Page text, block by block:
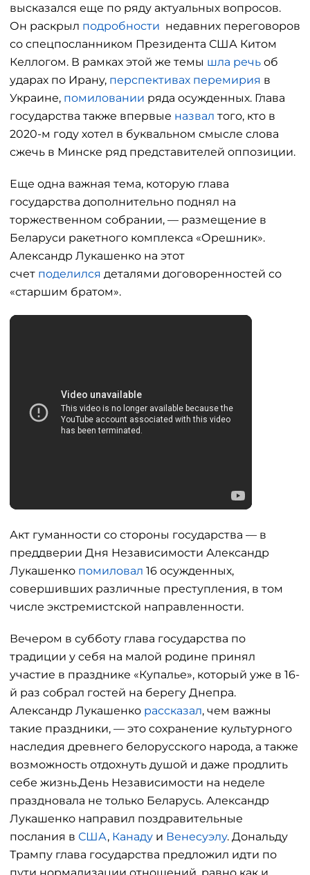
высказался еще по ряду актуальных вопросов.
Он раскрыл подробности недавних переговоров
со спецпосланником Президента США Китом
Келлогом. В рамках этой же темы шла речь об
ударах по Ирану, перспективах перемирия в
Украине, помиловании ряда осужденных. Глава
государства также впервые назвал того, кто в
2020-м году хотел в буквальном смысле слова
сжечь в Минске ряд представителей оппозиции.
Еще одна важная тема, которую глава
государства дополнительно поднял на
торжественном собрании, — размещение в
Беларуси ракетного комплекса «Орешник».
Александр Лукашенко на этот
счет поделился деталями договоренностей со
«старшим братом».
Акт гуманности со стороны государства — в
преддверии Дня Независимости Александр
Лукашенко помиловал 16 осужденных,
совершивших различные преступления, в том
числе экстремистской направленности.
Вечером в субботу глава государства по
традиции у себя на малой родине принял
участие в празднике «Купалье», который уже в 16-
й раз собрал гостей на берегу Днепра.
Александр Лукашенко рассказал, чем важны
такие праздники, — это сохранение культурного
наследия древнего белорусского народа, а также
возможность отдохнуть душой и даже продлить
себе жизнь.День Независимости на неделе
праздновала не только Беларусь. Александр
Лукашенко направил поздравительные
послания в США, Канаду и Венесуэлу. Дональду
Трампу глава государства предложил идти по
пути нормализации отношений, равно как и